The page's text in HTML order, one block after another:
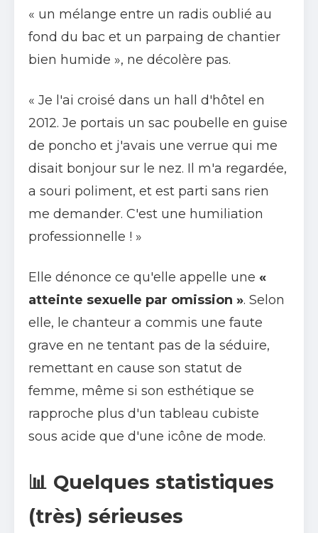
« un mélange entre un radis oublié au
fond du bac et un parpaing de chantier
bien humide », ne décolère pas.
« Je l'ai croisé dans un hall d'hôtel en
2012. Je portais un sac poubelle en guise
de poncho et j'avais une verrue qui me
disait bonjour sur le nez. Il m'a regardée,
a souri poliment, et est parti sans rien
me demander. C'est une humiliation
professionnelle ! »
Elle dénonce ce qu'elle appelle une «
atteinte sexuelle par omission ». Selon
elle, le chanteur a commis une faute
grave en ne tentant pas de la séduire,
remettant en cause son statut de
femme, même si son esthétique se
rapproche plus d'un tableau cubiste
sous acide que d'une icône de mode.
📊 Quelques statistiques
(très) sérieuses